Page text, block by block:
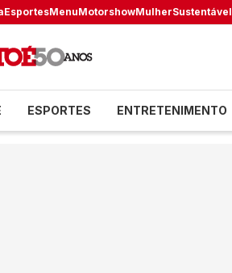
EsportesMenuMotorshowMulherSustentável
ESPORTES ENTRETENIMENTO